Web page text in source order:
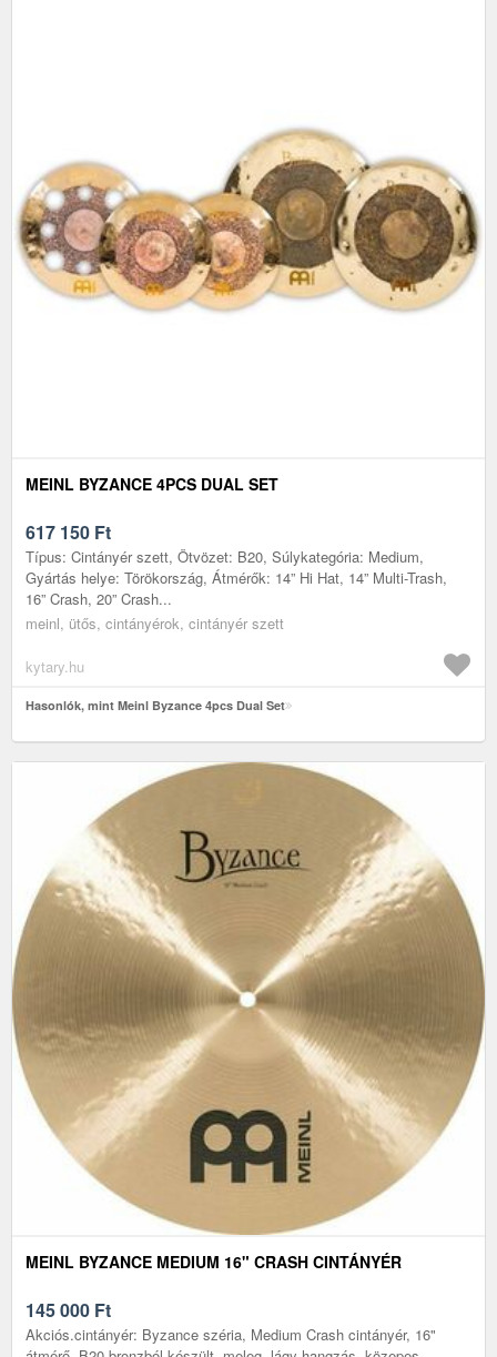
MEINL BYZANCE 4PCS DUAL SET
617 150 Ft
Típus: Cintányér szett, Ötvözet: B20, Súlykategória: Medium,
Gyártás helye: Törökország, Átmérők: 14” Hi Hat, 14” Multi-Trash,
16” Crash, 20” Crash...
meinl, ütős, cintányérok, cintányér szett
kytary.hu
Hasonlók, mint Meinl Byzance 4pcs Dual Set
MEINL BYZANCE MEDIUM 16" CRASH CINTÁNYÉR
145 000 Ft
Akciós.cintányér: Byzance széria, Medium Crash cintányér, 16"